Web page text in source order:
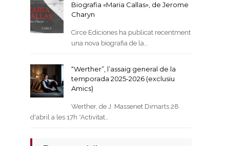
Biografia «Maria Callas», de Jerome
Charyn
Circe Ediciones ha publicat recentment
una nova biografia de la…
“Werther”, l’assaig general de la
temporada 2025-2026 (exclusiu
Amics)
Werther, de J. Massenet Dimarts 28
d'abril a les 17h *Activitat…